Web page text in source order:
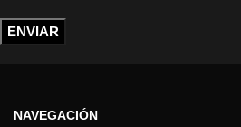
NAVEGACIÓN